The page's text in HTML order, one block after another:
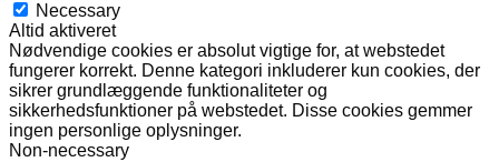
Necessary
Altid aktiveret
Nødvendige cookies er absolut vigtige for, at webstedet
fungerer korrekt. Denne kategori inkluderer kun cookies, der
sikrer grundlæggende funktionaliteter og
sikkerhedsfunktioner på webstedet. Disse cookies gemmer
ingen personlige oplysninger.
Non-necessary